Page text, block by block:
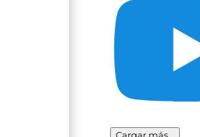
Cargar más...